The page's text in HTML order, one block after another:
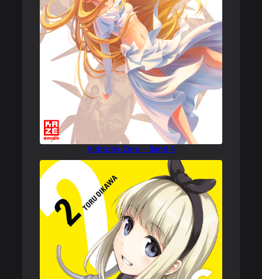
Aldnoah.Zero – Band 4